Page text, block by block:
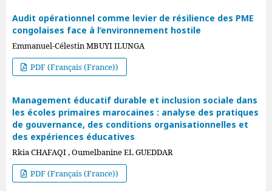
Audit opérationnel comme levier de résilience des PME
congolaises face à l’environnement hostile
Emmanuel-Célestin MBUYI ILUNGA
PDF (Français (France))
Management éducatif durable et inclusion sociale dans
les écoles primaires marocaines : analyse des pratiques
de gouvernance, des conditions organisationnelles et
des expériences éducatives
Rkia CHAFAQI , Oumelbanine EL GUEDDAR
PDF (Français (France))